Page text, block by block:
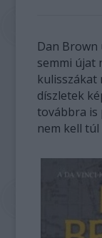
Dan Brown
semmi újat
kulisszákat
díszletek
továbbra is
nem kell